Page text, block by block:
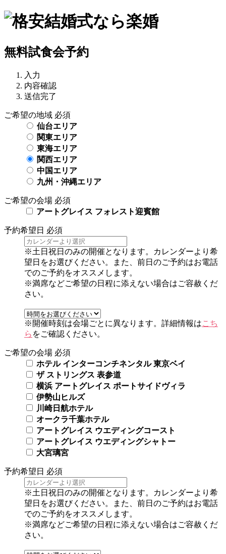
無料試食会予約
入力
内容確認
送信完了
ご希望の地域 必須
仙台エリア
関東エリア
東海エリア
関西エリア
中国エリア
九州・沖縄エリア
ご希望の会場 必須
アートグレイス フォレスト迎賓館
予約希望日 必須
※土日祝日のみの開催となります。カレンダーより希
望日をお選びください。また、前日のご予約はお電話
でのご予約をオススメします。
※満席などご希望の日程に添えない場合はご容赦くだ
さい。
※開催時刻は会場ごとに異なります。詳細情報はこち
ら をご確認ください。
ご希望の会場 必須
ホテル インターコンチネンタル 東京ベイ
ザ ストリングス 表参道
横浜 アートグレイス ポートサイドヴィラ
伊勢山ヒルズ
川崎日航ホテル
オークラ千葉ホテル
アートグレイス ウエディングコースト
アートグレイス ウエディングシャトー
大宮璃宮
予約希望日 必須
※土日祝日のみの開催となります。カレンダーより希
望日をお選びください。また、前日のご予約はお電話
でのご予約をオススメします。
※満席などご希望の日程に添えない場合はご容赦くだ
さい。